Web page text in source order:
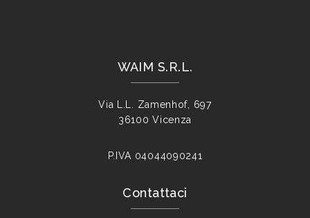
WAIM S.R.L.
Via L.L. Zamenhof, 697
36100 Vicenza
P.IVA 04044090241
Contattaci